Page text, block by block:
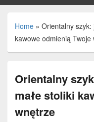
Home » Orientalny szyk:
kawowe odmienią Twoje
Orientalny
małe stoliki
wnętrze